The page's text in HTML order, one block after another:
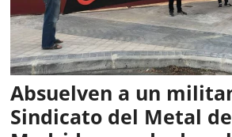
Absuelven a un
Sindicato del Metal de